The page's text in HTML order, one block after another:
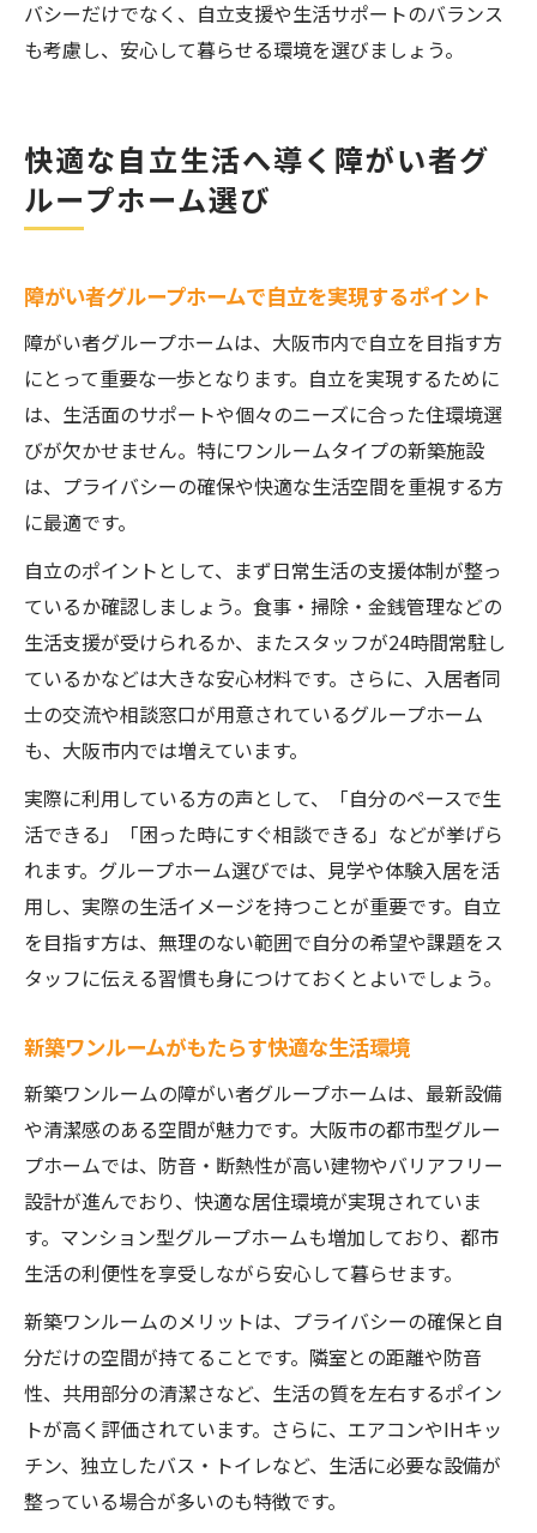
バシーだけでなく、自立支援や生活サポートのバランス
も考慮し、安心して暮らせる環境を選びましょう。
快適な自立生活へ導く障がい者グ
ループホーム選び
障がい者グループホームで自立を実現するポイント
障がい者グループホームは、大阪市内で自立を目指す方
にとって重要な一歩となります。自立を実現するために
は、生活面のサポートや個々のニーズに合った住環境選
びが欠かせません。特にワンルームタイプの新築施設
は、プライバシーの確保や快適な生活空間を重視する方
に最適です。
自立のポイントとして、まず日常生活の支援体制が整っ
ているか確認しましょう。食事・掃除・金銭管理などの
生活支援が受けられるか、またスタッフが24時間常駐し
ているかなどは大きな安心材料です。さらに、入居者同
士の交流や相談窓口が用意されているグループホーム
も、大阪市内では増えています。
実際に利用している方の声として、「自分のペースで生
活できる」「困った時にすぐ相談できる」などが挙げら
れます。グループホーム選びでは、見学や体験入居を活
用し、実際の生活イメージを持つことが重要です。自立
を目指す方は、無理のない範囲で自分の希望や課題をス
タッフに伝える習慣も身につけておくとよいでしょう。
新築ワンルームがもたらす快適な生活環境
新築ワンルームの障がい者グループホームは、最新設備
や清潔感のある空間が魅力です。大阪市の都市型グルー
プホームでは、防音・断熱性が高い建物やバリアフリー
設計が進んでおり、快適な居住環境が実現されていま
す。マンション型グループホームも増加しており、都市
生活の利便性を享受しながら安心して暮らせます。
新築ワンルームのメリットは、プライバシーの確保と自
分だけの空間が持てることです。隣室との距離や防音
性、共用部分の清潔さなど、生活の質を左右するポイン
トが高く評価されています。さらに、エアコンやIHキッ
チン、独立したバス・トイレなど、生活に必要な設備が
整っている場合が多いのも特徴です。